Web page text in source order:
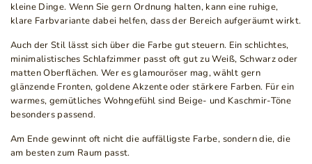
kleine Dinge. Wenn Sie gern Ordnung halten, kann eine ruhige,
klare Farbvariante dabei helfen, dass der Bereich aufgeräumt wirkt.
Auch der Stil lässt sich über die Farbe gut steuern. Ein schlichtes,
minimalistisches Schlafzimmer passt oft gut zu Weiß, Schwarz oder
matten Oberflächen. Wer es glamouröser mag, wählt gern
glänzende Fronten, goldene Akzente oder stärkere Farben. Für ein
warmes, gemütliches Wohngefühl sind Beige- und Kaschmir-Töne
besonders passend.
Am Ende gewinnt oft nicht die auffälligste Farbe, sondern die, die
am besten zum Raum passt.